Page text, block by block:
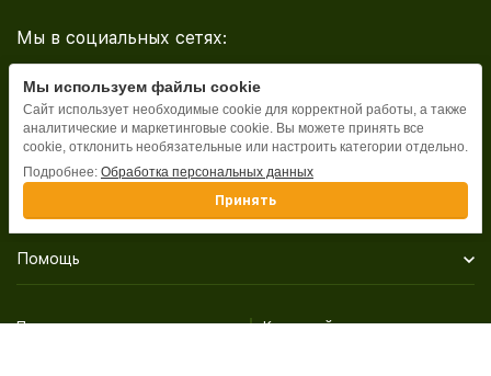
Мы в социальных сетях:
Каталог
Помощь
Политика персональных данных Карта сайта
Мы используем файлы cookie
Сайт использует необходимые cookie для корректной работы, а также
аналитические и маркетинговые cookie. Вы можете принять все
cookie, отклонить необязательные или настроить категории отдельно.
Подробнее: Обработка персональных данных
Принять